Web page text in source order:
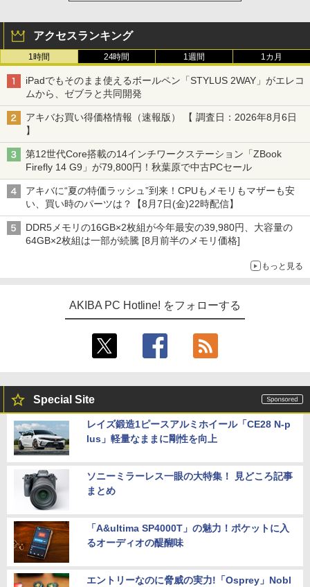
アクセスランキング
1時間 24時間 1週間 1カ月
iPadでもそのまま使えるボールペン「STYLUS 2WAY」がエレコ
ムから、ゼブラと共同開発
アキバお買い得価格情報（速報版） 【 調査日：2026年8月6日
】
第12世代Core搭載の14インチワークステーション「ZBook
Firefly 14 G9」が79,800円！秋葉原で中古PCセール
アキバに“夏の特価ラッシュ”到来！CPUもメモリもマザーも安
い、買い時のパーツは？【8月7日(金)22時配信】
DDR5メモリの16GB×2枚組が今年最安の39,980円、大容量の
64GB×2枚組は一部が続騰 [8月前半のメモリ価格]
もっと見る
AKIBA PC Hotline! をフォローする
Special Site
レイズ鍛造1ピースアルミホイール「CE28 N-p
lus」軽量なままに剛性を向上
ソニーミラーレス一眼の大特集！ 見どころ記事
まとめ
「A&ultima SP4000T」の魅力！ポケットに入
るオーディオの醍醐味
エントリーなのに脅威の実力!「Osprey」Nobl